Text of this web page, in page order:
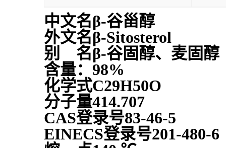
中文名β-谷甾醇
外文名β-Sitosterol
别 名β-谷固醇、麦固醇
含量：98%
化学式C29H50O
分子量414.707
CAS登录号83-46-5
EINECS登录号201-480-6